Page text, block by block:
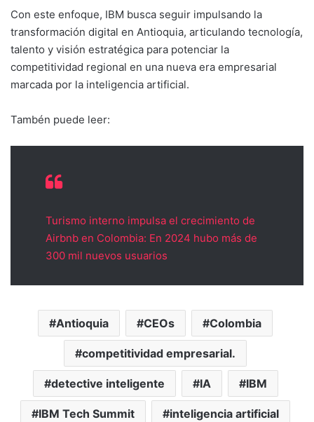
Con este enfoque, IBM busca seguir impulsando la
transformación digital en Antioquia, articulando tecnología,
talento y visión estratégica para potenciar la
competitividad regional en una nueva era empresarial
marcada por la inteligencia artificial.
Tambén puede leer:
Turismo interno impulsa el crecimiento de
Airbnb en Colombia: En 2024 hubo más de
300 mil nuevos usuarios
Antioquia CEOs Colombia
competitividad empresarial.
detective inteligente IA IBM
IBM Tech Summit inteligencia artificial